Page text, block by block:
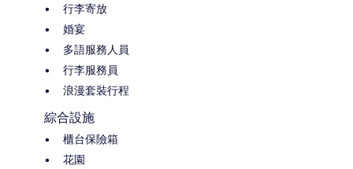
行李寄放
婚宴
多語服務人員
行李服務員
浪漫套裝行程
綜合設施
櫃台保險箱
花園